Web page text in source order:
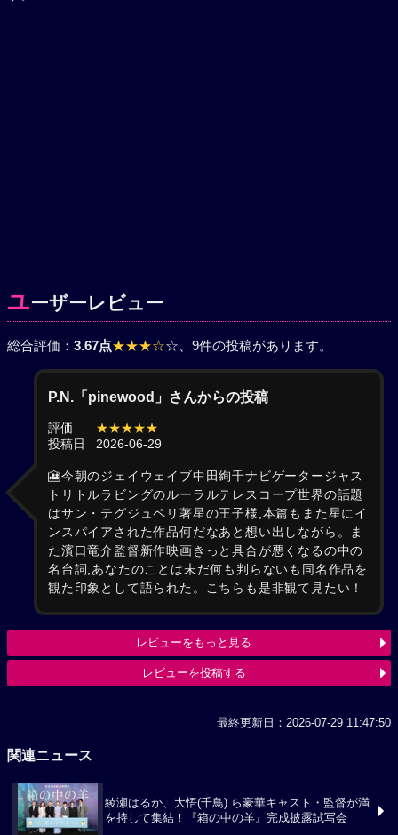
ユーザーレビュー
総合評価： 3.67点★★★☆☆ 、9件の投稿があります。
P.N.「pinewood」さんからの投稿
評価
★★★★★
投稿日
2026-06-29
🎦今朝のジェイウェイブ中田絢千ナビゲータージャス
トリトルラビングのルーラルテレスコープ世界の話題
はサン・テグジュペリ著星の王子様,本篇もまた星にイ
ンスパイアされた作品何だなあと想い出しながら。ま
た濱口竜介監督新作映画きっと具合が悪くなるの中の
名台詞,あなたのことは未だ何も判らないも同名作品を
観た印象として語られた。こちらも是非観て見たい！
レビューをもっと見る
レビューを投稿する
最終更新日：2026-07-29 11:47:50
関連ニュース
綾瀬はるか、大悟(千鳥) ら豪華キャスト・監督が満
を持して集結！『箱の中の羊』完成披露試写会